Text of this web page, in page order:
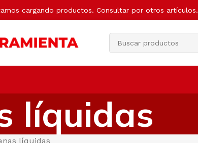
líquidas
líquidas
cargando productos. Consultar por otros artículos.